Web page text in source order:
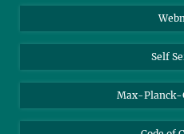
Kolloidchemie
Nachhaltige und Bio-
Self
Max-Planck-